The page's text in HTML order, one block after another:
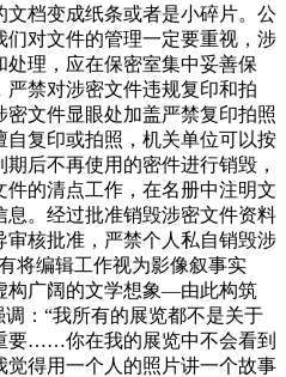
档变成纸条或者是小碎片。公
对文件的管理一定要重视，涉
理，应在保密室集中妥善保
禁对涉密文件违规复印和拍
文件显眼处加盖严禁复印拍照
复印或拍照，机关单位可以按
后不再使用的密件进行销毁，
的清点工作，在名册中注明文
。经过批准销毁涉密文件资料
核批准，严禁个人私自销毁涉
将编辑工作视为影像叙事实
构广阔的文学想象—由此构筑
：“我所有的展览都不是关于
要……你在我的展览中不会看到
得用一个人的照片讲一个故事